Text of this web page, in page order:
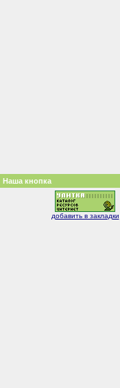
Наша кнопка
добавить в закладки